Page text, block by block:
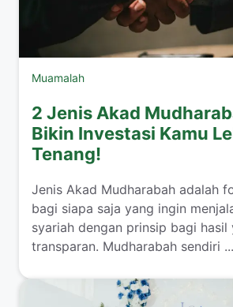
Muamalah
2 Jenis Akad
Bikin Investasi Kamu
Tenang!
​Jenis Akad Mudharabah adalah
bagi siapa saja yang ingin
syariah dengan prinsip bagi hasil
transparan. Mudharabah sendiri ...